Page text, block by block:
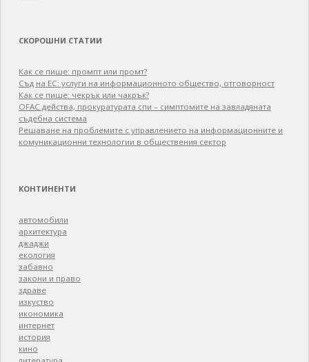
СКОРОШНИ СТАТИИ
Как се пише: промпт или промт?
Съд на ЕС: услуги на информационното общество, отговорност
Как се пише: чекрък или чакрък?
OFAC действа, прокуратурата спи – симптомите на завладяната
съдебна система
Решаване на проблемите с управлението на информационните и
комуникационни технологии в обществения сектор
КОНТИНЕНТИ
автомобили
архитектура
джаджи
екология
забавно
закони и право
здраве
изкуство
икономика
интернет
история
кино